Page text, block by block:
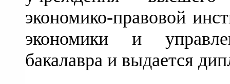
экономико-правовой
экономики и
бакалавра и выдается